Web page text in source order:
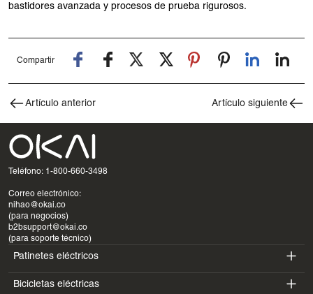
bastidores avanzada y procesos de prueba rigurosos.
Compartir
Artículo anterior Artículo siguiente
Teléfono: 1-800-660-3498
Correo electrónico:
nihao@okai.co
(para negocios)
b2bsupport@okai.co
(para soporte técnico)
Patinetes eléctricos
ES400A
Bicicletas eléctricas